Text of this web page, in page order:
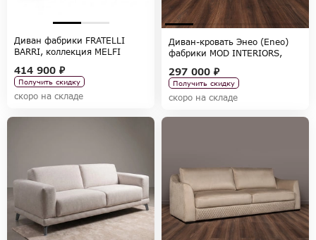
Диван фабрики FRATELLI
BARRI, коллекция MELFI
414 900 ₽
Получить скидку
скоро на складе
Диван-кровать Энео (Eneo)
фабрики MOD INTERIORS,
297 000 ₽
Получить скидку
скоро на складе